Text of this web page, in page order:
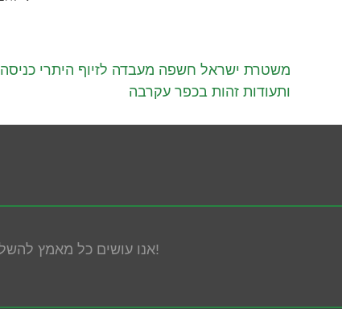
משטרת ישראל חשפה מעבדה לזיוף היתרי כניסה
ותעודות זהות בכפר עקרבה
אנו עושים כל מאמץ להשלים את הנגשת האתר! במידה ונתקלת בבעיה אנא פנה אלינו!